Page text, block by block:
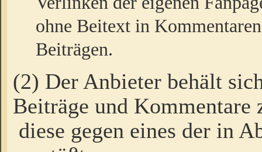
ohne Beitext in
Beiträgen.
(2) Der Anbieter behält
Beiträge und Kommentare
diese gegen eines der in